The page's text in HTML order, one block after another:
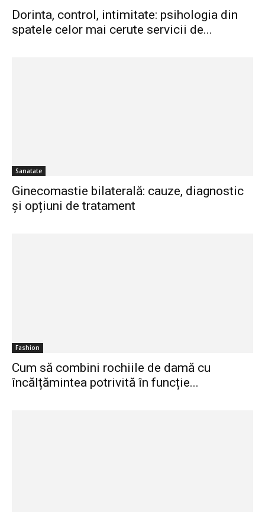
Dorinta, control, intimitate: psihologia din
spatele celor mai cerute servicii de...
Sanatate
Ginecomastie bilaterală: cauze, diagnostic
și opțiuni de tratament
Fashion
Cum să combini rochiile de damă cu
încălțămintea potrivită în funcție...